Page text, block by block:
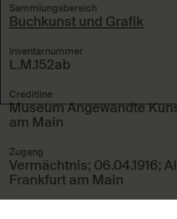
Sammlungsbereich
Buchkunst und Grafik
Inventarnummer
L.M.152ab
Creditline
Museum Angewandte
am Main
Zugang
Vermächtnis; 06.04.1916;
Frankfurt am Main